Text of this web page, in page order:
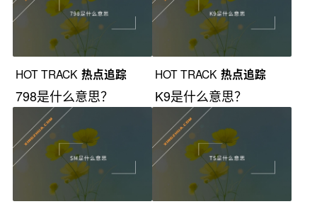
HOT TRACK 热点追踪
798是什么意思？
HOT TRACK 热点追踪
K9是什么意思？